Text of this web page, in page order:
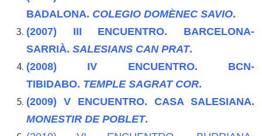
BADALONA. COLEGIO DOMÈNEC SAVIO.
(2007) III ENCUENTRO. BARCELONA-
SARRIÀ. SALESIANS CAN PRAT.
(2008) IV ENCUENTRO. BCN-
TIBIDABO. TEMPLE SAGRAT COR.
(2009) V ENCUENTRO. CASA SALESIANA.
MONESTIR DE POBLET.